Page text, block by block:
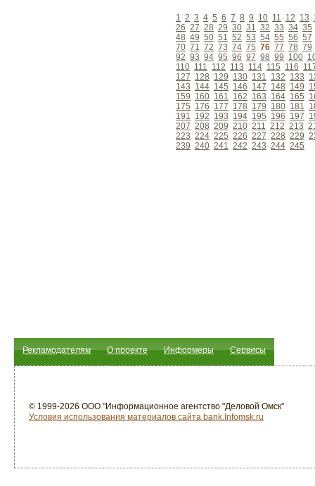
1 2 3 4 5 6 7 8 9 10 11 12 13
26 27 28 29 30 31 32 33 34 35
48 49 50 51 52 53 54 55 56 57
70 71 72 73 74 75 76 77 78 79
92 93 94 95 96 97 98 99 100
110 111 112 113 114 115 116
127 128 129 130 131 132 133
143 144 145 146 147 148 149
159 160 161 162 163 164 165
175 176 177 178 179 180 181
191 192 193 194 195 196 197
207 208 209 210 211 212 213
223 224 225 226 227 228 229
239 240 241 242 243 244 245
Рекламодателям О проекте Информеры Сервисы
© 1999-2026 ООО "Информационное агентство "Деловой Омск"
Условия использования материалов сайта bank.Infomsk.ru